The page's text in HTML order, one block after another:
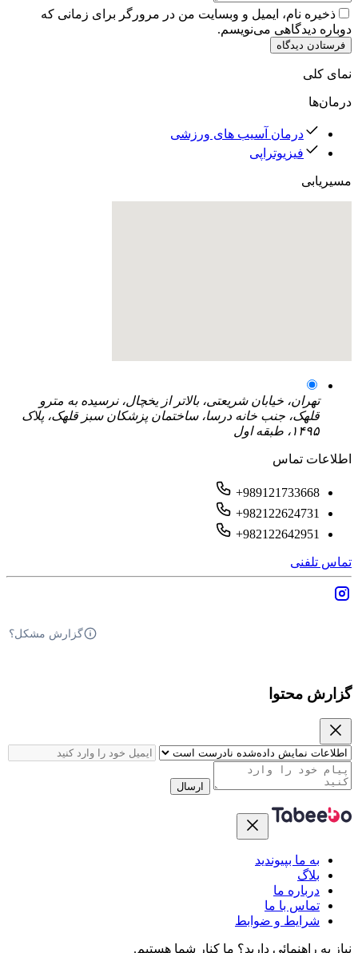
ذخیره نام، ایمیل و وبسایت من در مرورگر برای زمانی که
دوباره دیدگاهی می‌نویسم.
فرستادن دیدگاه
نمای کلی
درمان‌ها
درمان آسیب های ورزشی
فیزیوتراپی
مسیریابی
تهران، خیابان شریعتی، بالاتر از یخچال، نرسیده به مترو
قلهک، جنب خانه درسا، ساختمان پزشکان سبز قلهک، پلاک
۱۴۹۵، طبقه اول
اطلاعات تماس
+989121733668
+982122624731
+982122642951
تماس تلفنی
گزارش مشکل؟
گزارش محتوا
ارسال
به ما بپیوندید
بلاگ
درباره ما
تماس با ما
شرایط و ضوابط
نیاز به راهنمائی دارید؟ ما کنار شما هستیم.